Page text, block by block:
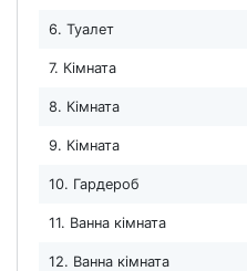
6. Туалет
7. Кімната
8. Кімната
9. Кімната
10. Гардероб
11. Ванна кімната
12. Ванна кімната